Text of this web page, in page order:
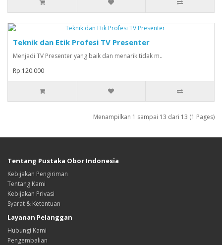
Teknik dan Etik Profesi TV Presenter
Menjadi TV Presenter yang baik dan menarik tidak m..
Rp.120.000
Menampilkan 1 sampai 13 dari 13 (1 Pages)
Tentang Pustaka Obor Indonesia
Kebijakan Pengiriman
Tentang Kami
Kebijakan Privasi
Syarat & Ketentuan
Layanan Pelanggan
Hubungi Kami
Pengembalian